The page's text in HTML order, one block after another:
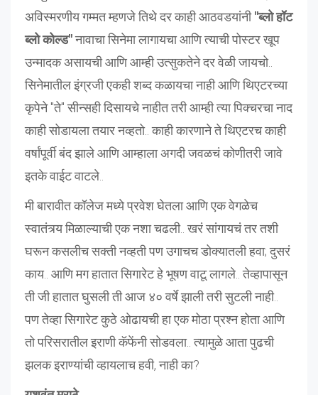
अविस्मरणीय गम्मत म्हणजे तिथे दर काही आठवडयांनी"ब्लो हॉट
ब्लो कोल्ड"नावाचा सिनेमा लागायचा आणि त्याची पोस्टर खूप
उन्मादक असायची आणि आम्ही उत्सुकतेने दर वेळी जायचो..
सिनेमातील इंग्रजी एकही शब्द कळायचा नाही आणि थिएटरच्या
कृपेने "ते" सीन्सही दिसायचे नाहीत तरी आम्ही त्या पिक्चरचा नाद
काही सोडायला तयार नव्हतो.. काही कारणाने ते थिएटरच काही
वर्षांपूर्वी बंद झाले आणि आम्हाला अगदी जवळचं कोणीतरी जावे
इतके वाईट वाटले..
मी बारावीत कॉलेज मध्ये प्रवेश घेतला आणि एक वेगळेच
स्वातंत्र्य मिळाल्याची एक नशा चढली.. खरं सांगायचं तर तशी
घरून कसलीच सक्ती नव्हती पण उगाचच डोक्यातली हवा; दुसरं
काय.. आणि मग हातात सिगारेट हे भूषण वाटू लागले.. तेव्हापासून
ती जी हातात घुसली ती आज ४० वर्षे झाली तरी सुटली नाही..
पण तेव्हा सिगारेट कुठे ओढायची हा एक मोठा प्रश्न होता आणि
तो परिसरातील इराणी कॅफेंनी सोडवला.. त्यामुळे आता पुढची
झलक इराण्यांची व्हायलाच हवी, नाही का?